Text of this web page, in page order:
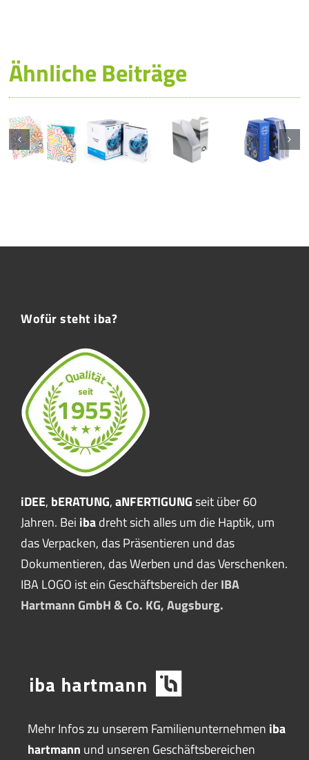
Ähnliche Beiträge
Wofür steht iba?
iDEE, bERATUNG,aNFERTIGUNGseit über 60
Jahren. Bei ibadreht sich alles um die Haptik, um
das Verpacken, das Präsentieren und das
Dokumentieren, das Werben und das Verschenken.
IBA LOGO ist ein Geschäftsbereich derIBA
Hartmann GmbH & Co. KG, Augsburg.
Mehr Infos zu unserem Familienunternehmen iba
hartmann und unseren Geschäftsbereichen